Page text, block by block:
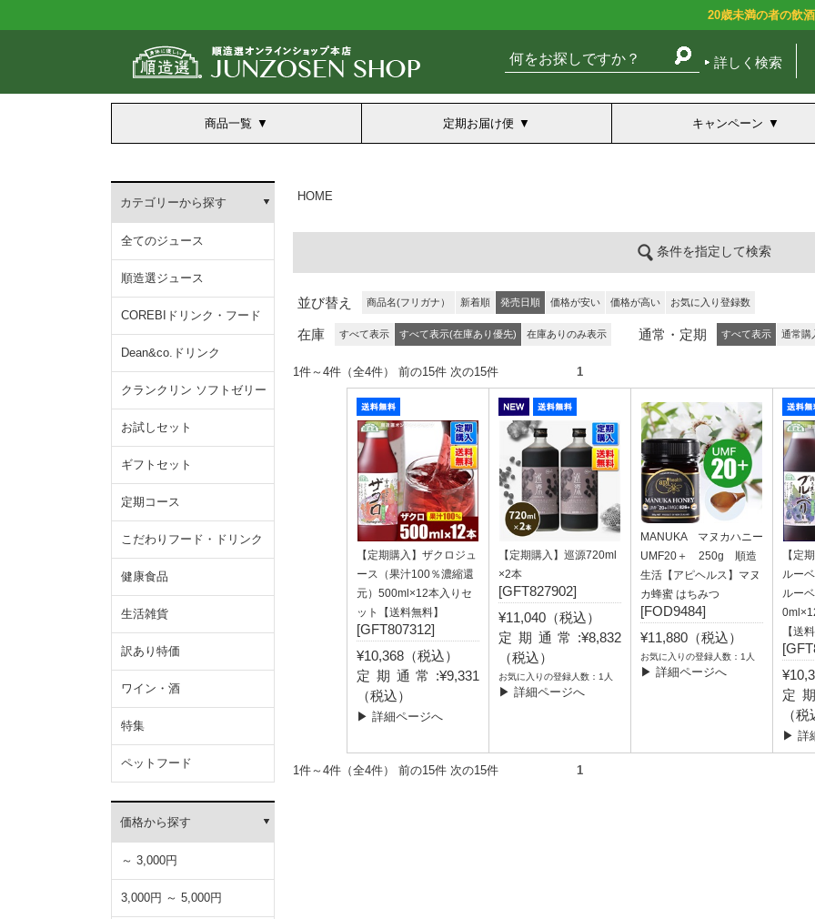
20歳未満の者の飲
詳しく検索
商品一覧 定期お届け便 キャンペーン
カテゴリーから探す
全てのジュース
順造選ジュース
COREBIドリンク・フード
Dean&co.ドリンク
クランクリン ソフトゼリー
お試しセット
ギフトセット
定期コース
こだわりフード・ドリンク
健康食品
生活雑貨
訳あり特価
ワイン・酒
特集
ペットフード
価格から探す
～ 3,000円
3,000円 ～ 5,000円
HOME
条件を指定して検索
並び替え 商品名(フリガナ） 新着順 発売日順 価格が安い 価格が高い お気に入り登録数
在庫 すべて表示 すべて表示(在庫あり優先) 在庫ありのみ表示 通常・定期 すべて表示 通常購
1件～4件（全4件） 前の15件 次の15件 1
【定期購入】ザクロジュ
ース（果汁100％濃縮還
元）500ml×12本入りセ
ット【送料無料】
[GFT807312]
¥10,368（税込）
定期通常:¥9,331
（税込）
▶ 詳細ページへ
【定期購入】巡源720ml
×2本
[GFT827902]
¥11,040（税込）
定期通常:¥8,832
（税込）
お気に入りの登録人数：1人
▶ 詳細ページへ
MANUKA マヌカハニー
UMF20＋ 250g 順造
生活【アピヘルス】マヌ
カ蜂蜜 はちみつ
[FOD9484]
¥11,880（税込）
お気に入りの登録人数：1人
▶ 詳細ページへ
【定
ルー
ルー
【送
定
（税
▶ 詳
1件～4件（全4件） 前の15件 次の15件 1